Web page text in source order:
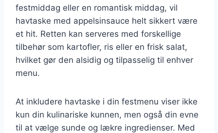
festmiddag eller en romantisk middag, vil
havtaske med appelsinsauce helt sikkert være
et hit. Retten kan serveres med forskellige
tilbehør som kartofler, ris eller en frisk salat,
hvilket gør den alsidig og tilpasselig til enhver
menu.
At inkludere havtaske i din festmenu viser ikke
kun din kulinariske kunnen, men også din evne
til at vælge sunde og lækre ingredienser. Med